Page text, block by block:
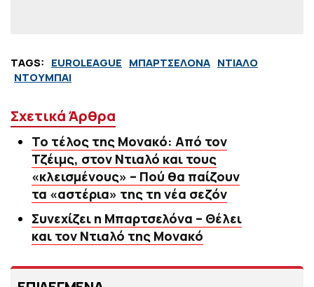
TAGS: EUROLEAGUE ΜΠΑΡΤΣΕΛΟΝΑ ΝΤΙΑΛΟ
ΝΤΟΥΜΠΑΙ
Σχετικά Άρθρα
Το τέλος της Μονακό: Από τον
Τζέιμς, στον Ντιαλό και τους
«κλεισμένους» – Πού θα παίζουν
τα «αστέρια» της τη νέα σεζόν
Συνεχίζει η Μπαρτσελόνα – Θέλει
και τον Ντιαλό της Μονακό